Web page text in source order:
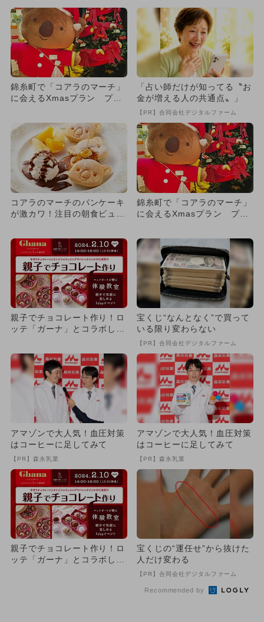
錦糸町で「コアラのマーチ」
に会えるXmasプラン プレ
「占い師だけが知ってる〝お
金が増える人の共通点〟」
【PR】合同会社デジタルファーム
コアラのマーチのパンケーキ
が激カワ！注目の朝食ビュッ
錦糸町で「コアラのマーチ」
に会えるXmasプラン プレ
親子でチョコレート作り！ロ
ッテ「ガーナ」とコラボした
宝くじ“なんとなく”で買って
いる限り変わらない
【PR】合同会社デジタルファーム
アマゾンで大人気！血圧対策
はコーヒーに足してみて
【PR】森永乳業
アマゾンで大人気！血圧対策
はコーヒーに足してみて
【PR】森永乳業
親子でチョコレート作り！ロ
ッテ「ガーナ」とコラボした
宝くじの“運任せ”から抜けた
人だけ変わる
【PR】合同会社デジタルファーム
Recommended by